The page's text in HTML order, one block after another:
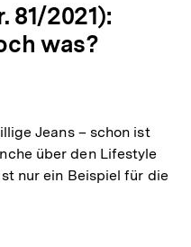
81/2021):
was?
Jeans – schon ist
über den Lifestyle
nur ein Beispiel für die